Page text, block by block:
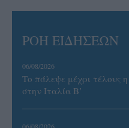
ΡΟΗ ΕΙΔΗΣΕΩΝ
06/08/2026
Το πάλεψε μέχρι τέλους
στην Ιταλία Β’